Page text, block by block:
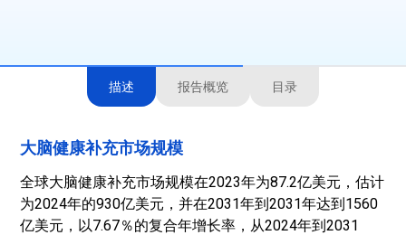
描述 报告概览 目录
大脑健康补充市场规模
全球大脑健康补充市场规模在2023年为87.2亿美元，估计
为2024年的930亿美元，并在2031年到2031年达到1560
亿美元，以7.67％的复合年增长率，从2024年到2031